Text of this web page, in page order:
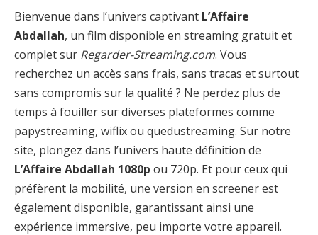
Bienvenue dans l’univers captivant L’Affaire
Abdallah, un film disponible en streaming gratuit et
complet sur Regarder-Streaming.com. Vous
recherchez un accès sans frais, sans tracas et surtout
sans compromis sur la qualité ? Ne perdez plus de
temps à fouiller sur diverses plateformes comme
papystreaming, wiflix ou quedustreaming. Sur notre
site, plongez dans l’univers haute définition de
L’Affaire Abdallah 1080p ou 720p. Et pour ceux qui
préfèrent la mobilité, une version en screener est
également disponible, garantissant ainsi une
expérience immersive, peu importe votre appareil.